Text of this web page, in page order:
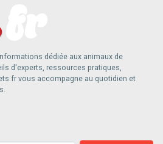
dédiée aux animaux de
d'experts, ressources pratiques,
vous accompagne au quotidien et